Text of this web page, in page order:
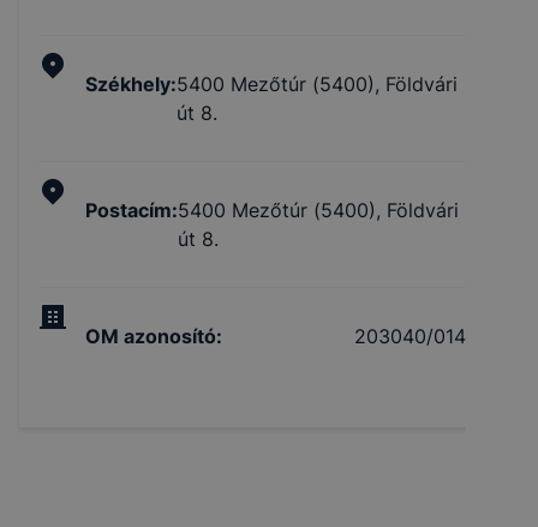
Székhely:5400 Mezőtúr (5400), Földvári
út 8.
Postacím:5400 Mezőtúr (5400), Földvári
út 8.
OM azonosító: 203040/014